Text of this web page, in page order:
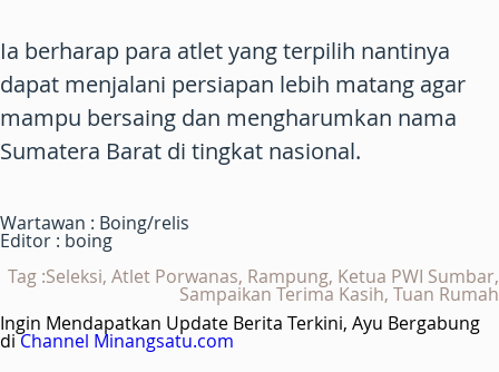
Ia berharap para atlet yang terpilih nantinya
dapat menjalani persiapan lebih matang agar
mampu bersaing dan mengharumkan nama
Sumatera Barat di tingkat nasional.
Wartawan : Boing/relis
Editor : boing
Tag :Seleksi, Atlet Porwanas, Rampung, Ketua PWI Sumbar,
Sampaikan Terima Kasih, Tuan Rumah
Ingin Mendapatkan Update Berita Terkini, Ayu Bergabung
diChannel Minangsatu.com